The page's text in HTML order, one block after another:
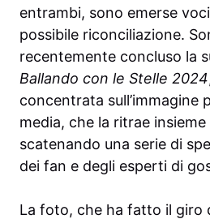
entrambi, sono emerse
possibile riconciliazione.
recentemente concluso la
Ballando con le Stelle 2024
concentrata sull’immagine
media, che la ritrae insieme
scatenando una serie di
dei fan e degli esperti di
La foto, che ha fatto il giro